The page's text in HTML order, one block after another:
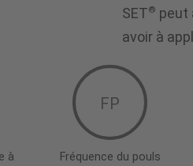
SET® peut
avoir à
à
FP
Fréquence du pouls